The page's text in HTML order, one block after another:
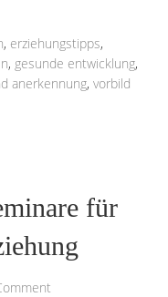
, erziehungstipps,
, gesunde entwicklung,
anerkennung, vorbild
für